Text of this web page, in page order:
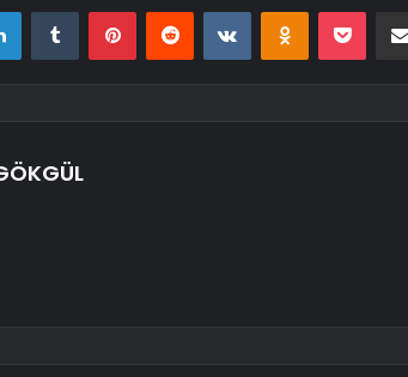
LinkedInTumblr PinterestReddit VKontakteOdnoklassniki
Pocket